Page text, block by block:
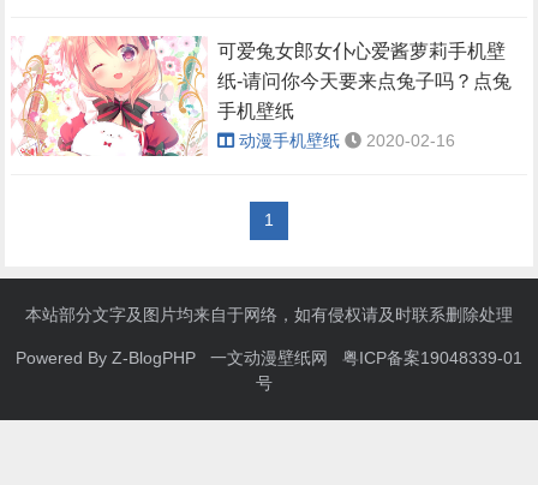
可爱兔女郎女仆心爱酱萝莉手机壁
纸-请问你今天要来点兔子吗？点兔
手机壁纸
动漫手机壁纸 2020-02-16
1
本站部分文字及图片均来自于网络，如有侵权请及时联系删除处理
Powered By Z-BlogPHP 一文动漫壁纸网
粤ICP备案19048339-01
号